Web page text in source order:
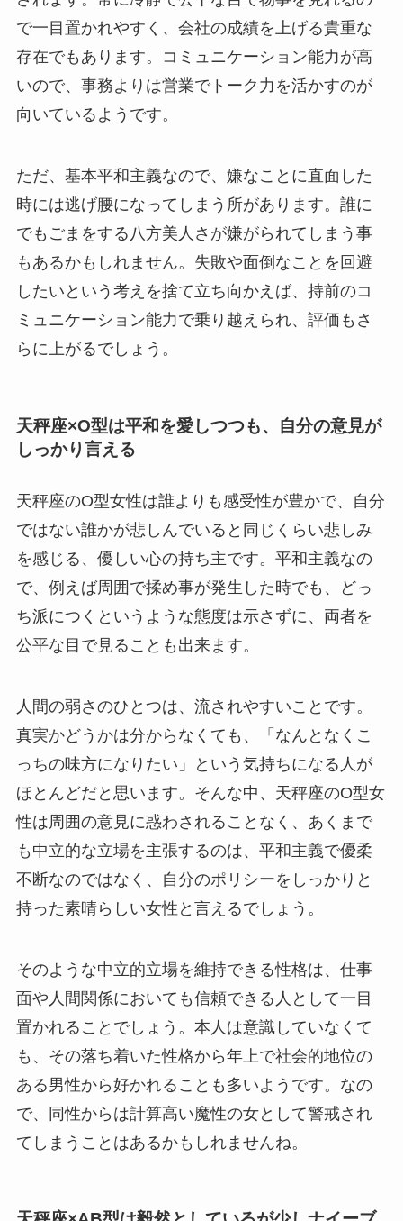
で一目置かれやすく、会社の成績を上げる貴重な
存在でもあります。コミュニケーション能力が高
いので、事務よりは営業でトーク力を活かすのが
向いているようです。
ただ、基本平和主義なので、嫌なことに直面した
時には逃げ腰になってしまう所があります。誰に
でもごまをする八方美人さが嫌がられてしまう事
もあるかもしれません。失敗や面倒なことを回避
したいという考えを捨て立ち向かえば、持前のコ
ミュニケーション能力で乗り越えられ、評価もさ
らに上がるでしょう。
天秤座×O型は平和を愛しつつも、自分の意見が
しっかり言える
天秤座のO型女性は誰よりも感受性が豊かで、自分
ではない誰かが悲しんでいると同じくらい悲しみ
を感じる、優しい心の持ち主です。平和主義なの
で、例えば周囲で揉め事が発生した時でも、どっ
ち派につくというような態度は示さずに、両者を
公平な目で見ることも出来ます。
人間の弱さのひとつは、流されやすいことです。
真実かどうかは分からなくても、「なんとなくこ
っちの味方になりたい」という気持ちになる人が
ほとんどだと思います。そんな中、天秤座のO型女
性は周囲の意見に惑わされることなく、あくまで
も中立的な立場を主張するのは、平和主義で優柔
不断なのではなく、自分のポリシーをしっかりと
持った素晴らしい女性と言えるでしょう。
そのような中立的立場を維持できる性格は、仕事
面や人間関係においても信頼できる人として一目
置かれることでしょう。本人は意識していなくて
も、その落ち着いた性格から年上で社会的地位の
ある男性から好かれることも多いようです。なの
で、同性からは計算高い魔性の女として警戒され
てしまうことはあるかもしれませんね。